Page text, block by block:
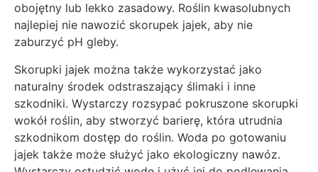
obojętny lub lekko zasadowy. Roślin kwasolubnych
najlepiej nie nawozić skorupek jajek, aby nie
zaburzyć pH gleby.
Skorupki jajek można także wykorzystać jako
naturalny środek odstraszający ślimaki i inne
szkodniki. Wystarczy rozsypać pokruszone skorupki
wokół roślin, aby stworzyć barierę, która utrudnia
szkodnikom dostęp do roślin. Woda po gotowaniu
jajek także może służyć jako ekologiczny nawóz.